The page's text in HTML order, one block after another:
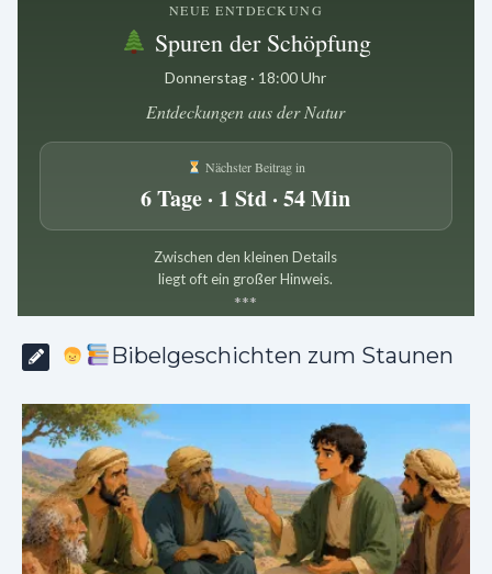
NEUE ENTDECKUNG
Spuren der Schöpfung
Donnerstag · 18:00 Uhr
Entdeckungen aus der Natur
Nächster Beitrag in
6 Tage · 1 Std · 54 Min
Zwischen den kleinen Details
liegt oft ein großer Hinweis.
***
Bibelgeschichten zum Staunen